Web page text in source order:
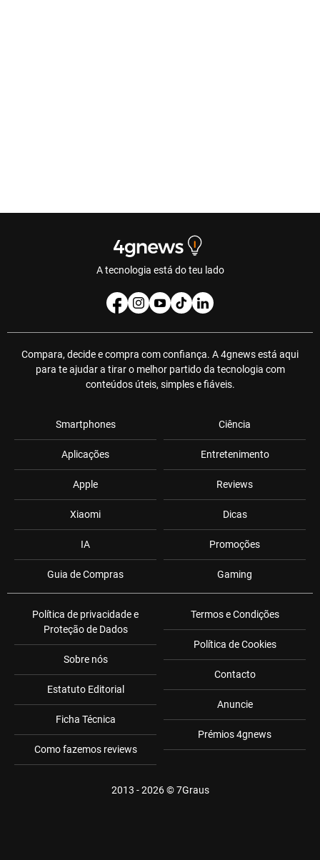
A tecnologia está do teu lado
Compara, decide e compra com confiança. A 4gnews está aqui
para te ajudar a tirar o melhor partido da tecnologia com
conteúdos úteis, simples e fiáveis.
Smartphones
Aplicações
Apple
Xiaomi
IA
Guia de Compras
Ciência
Entretenimento
Reviews
Dicas
Promoções
Gaming
Política de privacidade e
Proteção de Dados
Sobre nós
Estatuto Editorial
Ficha Técnica
Como fazemos reviews
Termos e Condições
Política de Cookies
Contacto
Anuncie
Prémios 4gnews
2013 - 2026 ©7Graus